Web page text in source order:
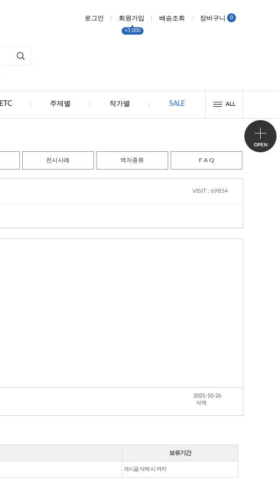
로그인 회원가입
+3,000
배송조회 장바구니 0
ETC 주제별 작가별 SALE ALL
전시사례 액자종류 F A Q
VISIT : 69854
2021-10-26
삭제
보유기간
게시글 삭제 시 까지